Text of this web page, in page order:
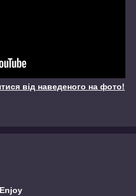
від наведеного на фото!
Enjoy